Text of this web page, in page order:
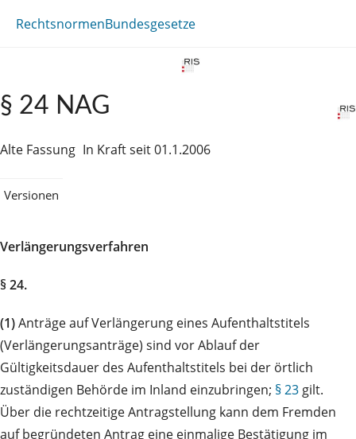
RechtsnormenBundesgesetze
§ 24 NAG
Alte Fassung In Kraft seit 01.1.2006
Versionen
Verlängerungsverfahren
§ 24.
(1)Anträge auf Verlängerung eines Aufenthaltstitels
(Verlängerungsanträge) sind vor Ablauf der
Gültigkeitsdauer des Aufenthaltstitels bei der örtlich
zuständigen Behörde im Inland einzubringen; § 23 gilt.
Über die rechtzeitige Antragstellung kann dem Fremden
auf begründeten Antrag eine einmalige Bestätigung im